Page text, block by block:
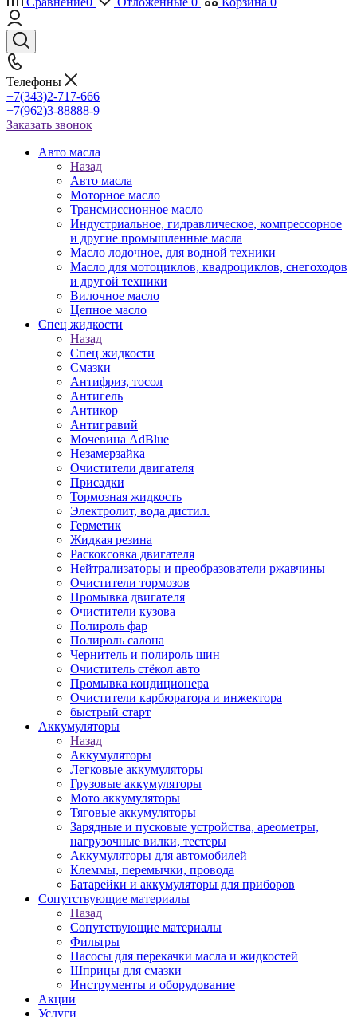
Телефоны
+7(343)2-717-666
+7(962)3-88888-9
Заказать звонок
Авто масла
Назад
Авто масла
Моторное масло
Трансмиссионное масло
Индустриальное, гидравлическое, компрессорное
и другие промышленные масла
Масло лодочное, для водной техники
Масло для мотоциклов, квадроциклов, снегоходов
и другой техники
Вилочное масло
Цепное масло
Спец жидкости
Назад
Спец жидкости
Смазки
Антифриз, тосол
Антигель
Антикор
Антигравий
Мочевина AdBlue
Незамерзайка
Очистители двигателя
Присадки
Тормозная жидкость
Электролит, вода дистил.
Герметик
Жидкая резина
Раскоксовка двигателя
Нейтрализаторы и преобразователи ржавчины
Очистители тормозов
Промывка двигателя
Очистители кузова
Полироль фар
Полироль салона
Чернитель и полироль шин
Очиститель стёкол авто
Промывка кондиционера
Очистители карбюратора и инжектора
быстрый старт
Аккумуляторы
Назад
Аккумуляторы
Легковые аккумуляторы
Грузовые аккумуляторы
Мото аккумуляторы
Тяговые аккумуляторы
Зарядные и пусковые устройства, ареометры,
нагрузочные вилки, тестеры
Аккумуляторы для автомобилей
Клеммы, перемычки, провода
Батарейки и аккумуляторы для приборов
Сопутствующие материалы
Назад
Сопутствующие материалы
Фильтры
Насосы для перекачки масла и жидкостей
Шприцы для смазки
Инструменты и оборудование
Акции
Услуги